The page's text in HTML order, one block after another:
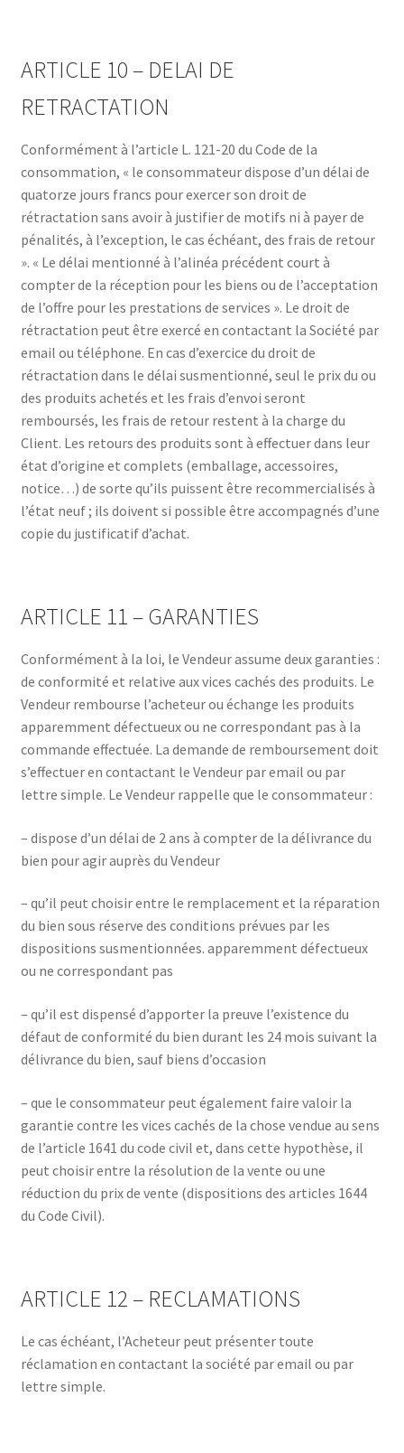
ARTICLE 10 – DELAI DE
RETRACTATION
Conformément à l’article L. 121-20 du Code de la
consommation, « le consommateur dispose d’un délai de
quatorze jours francs pour exercer son droit de
rétractation sans avoir à justifier de motifs ni à payer de
pénalités, à l’exception, le cas échéant, des frais de retour
». « Le délai mentionné à l’alinéa précédent court à
compter de la réception pour les biens ou de l’acceptation
de l’offre pour les prestations de services ». Le droit de
rétractation peut être exercé en contactant la Société par
email ou téléphone. En cas d’exercice du droit de
rétractation dans le délai susmentionné, seul le prix du ou
des produits achetés et les frais d’envoi seront
remboursés, les frais de retour restent à la charge du
Client. Les retours des produits sont à effectuer dans leur
état d’origine et complets (emballage, accessoires,
notice…) de sorte qu’ils puissent être recommercialisés à
l’état neuf ; ils doivent si possible être accompagnés d’une
copie du justificatif d’achat.
ARTICLE 11 – GARANTIES
Conformément à la loi, le Vendeur assume deux garanties :
de conformité et relative aux vices cachés des produits. Le
Vendeur rembourse l’acheteur ou échange les produits
apparemment défectueux ou ne correspondant pas à la
commande effectuée. La demande de remboursement doit
s’effectuer en contactant le Vendeur par email ou par
lettre simple. Le Vendeur rappelle que le consommateur :
– dispose d’un délai de 2 ans à compter de la délivrance du
bien pour agir auprès du Vendeur
– qu’il peut choisir entre le remplacement et la réparation
du bien sous réserve des conditions prévues par les
dispositions susmentionnées. apparemment défectueux
ou ne correspondant pas
– qu’il est dispensé d’apporter la preuve l’existence du
défaut de conformité du bien durant les 24 mois suivant la
délivrance du bien, sauf biens d’occasion
– que le consommateur peut également faire valoir la
garantie contre les vices cachés de la chose vendue au sens
de l’article 1641 du code civil et, dans cette hypothèse, il
peut choisir entre la résolution de la vente ou une
réduction du prix de vente (dispositions des articles 1644
du Code Civil).
ARTICLE 12 – RECLAMATIONS
Le cas échéant, l’Acheteur peut présenter toute
réclamation en contactant la société par email ou par
lettre simple.